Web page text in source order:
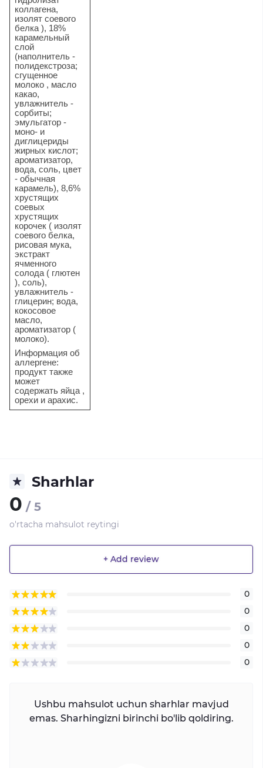
коллагена,
изолят соевого
белка ), 18%
карамельный
слой
(наполнитель -
полидекстроза;
сгущенное
молоко , масло
какао,
увлажнитель -
сорбиты;
эмульгатор -
моно- и
диглицериды
жирных кислот;
ароматизатор,
вода, соль, цвет
- обычная
карамель), 8,6%
хрустящих
соевых
хрустящих
корочек ( изолят
соевого белка,
рисовая мука,
экстракт
ячменного
солода ( глютен
), соль),
увлажнитель -
глицерин; вода,
кокосовое
масло,
ароматизатор (
молоко).
Информация об
аллергене:
продукт также
может
содержать яйца ,
орехи и арахис.
Sharhlar
0 / 5
o'rtacha mahsulot reytingi
+ Add review
0
0
0
0
0
Ushbu mahsulot uchun sharhlar mavjud
emas. Sharhingizni birinchi bo'lib qoldiring.